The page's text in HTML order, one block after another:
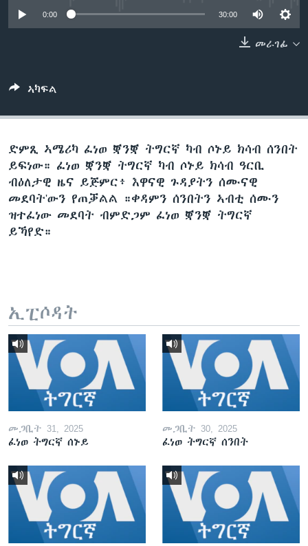
ቂሔ ጽልሚ
ቋንቋታት
0:00 30:00
መራገፊ
ኣካፍል
ድምጺ ኣሜሪካ ፈነወ ቛንቛ ትግርኛ ካብ ሶኑይ ክሳብ ሰንበት
ይፍነው። ፈነወ ቛንቛ ትግርኛ ካብ ሶኑይ ክሳብ ዓርቢ
ብዕለታዊ ዜና ይጅምር፥ እዋናዊ ጉዳያትን ሰሙናዊ
መደባት'ውን የጠቓልል ።ቀዳምን ሰንበትን ኣብቲ ሰሙን
ዝተፈነው መደባት ብምድጋም ፈነወ ቛንቛ ትግርኛ
ይኻየድ።
ኢፒሶዳት
መጋቢት 31, 2025
ፈነወ ትግርኛ ሰኑይ
መጋቢት 30, 2025
ፈነወ ትግርኛ ሰንበት